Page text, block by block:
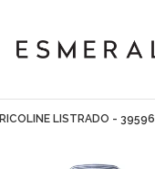
LISTRADO - 39596